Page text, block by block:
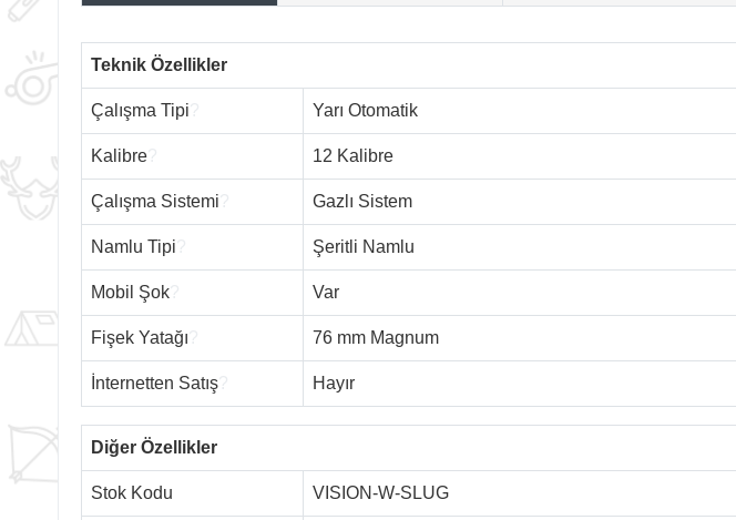
Teknik Özellikler
Çalışma Tipi Yarı Otomatik
Kalibre 12 Kalibre
Çalışma Sistemi Gazlı Sistem
Namlu Tipi Şeritli Namlu
Mobil Şok Var
Fişek Yatağı 76 mm Magnum
İnternetten Satış Hayır
Diğer Özellikler
Stok Kodu VISION-W-SLUG